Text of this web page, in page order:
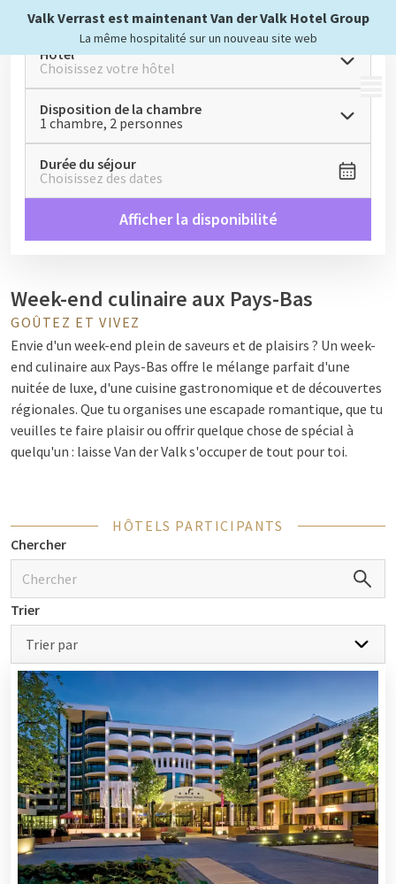
Valk Verrast est maintenant Van der Valk Hotel Group
La même hospitalité sur un nouveau site web
MENU
Hôtel
Choisissez votre hôtel
Disposition de la chambre
1 chambre, 2 personnes
Durée du séjour
Choisissez des dates
Afficher la disponibilité
Week-end culinaire aux Pays-Bas
GOÛTEZ ET VIVEZ
Envie d'un week-end plein de saveurs et de plaisirs ? Un week-
end culinaire aux Pays-Bas offre le mélange parfait d'une
nuitée de luxe, d'une cuisine gastronomique et de découvertes
régionales. Que tu organises une escapade romantique, que tu
veuilles te faire plaisir ou offrir quelque chose de spécial à
quelqu'un : laisse Van der Valks'occuper de tout pour toi.
À quoi peux-tu t'attendre lors d'un
week-end culinaire ?
Un dîner raffiné de 3 ou 5 plats, préparé par des chefs qui
travaillent avec des produits régionaux savoureux des
Pays-Bas.
Options telles qu'un buffet Live Cooking pour qui
souhaite profiter d'une expérience interactive.
Hébergement de luxe avec des chambres confortables,
un vaste buffet pour le petit-déjeuner, des installations
de bien-être. Utiliser les forfaits viaVan der Valkrend
tout cela simple.
Pourquoi aux Pays-Bas? Tout près &
HÔTELS PARTICIPANTS
Chercher
Trier
Trier par